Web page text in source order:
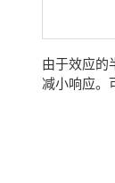
由于效应的
减小响应。